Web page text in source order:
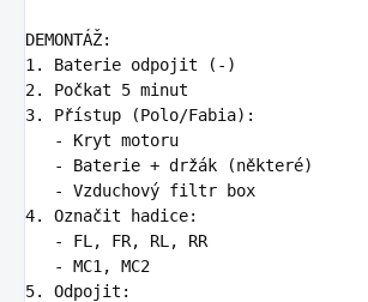
1.
2.
3.
   -
   -
   -
4.
   -
   -
5.